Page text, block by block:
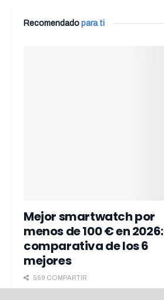
Recomendado para ti
Mejor smartwatch por
menos de 100 € en 2026:
comparativa de los 6
mejores
559 COMPARTIR